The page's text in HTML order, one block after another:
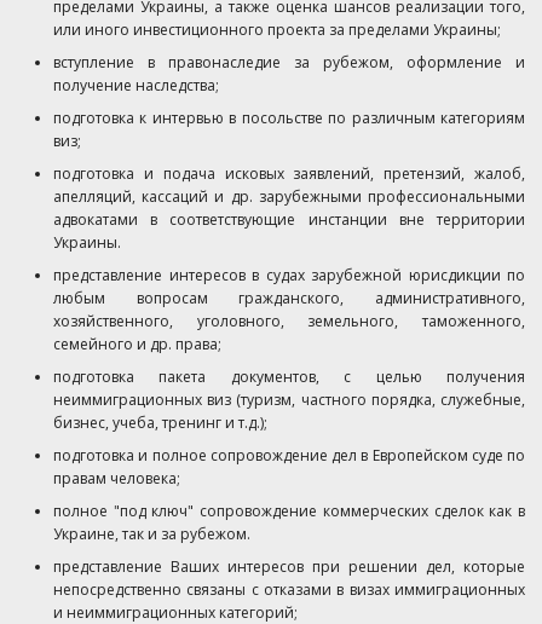
пределами Украины, а также оценка шансов реализации того,
или иного инвестиционного проекта за пределами Украины;
вступление в правонаследие за рубежом, оформление и
получение наследства;
подготовка к интервью в посольстве по различным категориям
виз;
подготовка и подача исковых заявлений, претензий, жалоб,
апелляций, кассаций и др. зарубежными профессиональными
адвокатами в соответствующие инстанции вне территории
Украины.
представление интересов в судах зарубежной юрисдикции по
любым вопросам гражданского, административного,
хозяйственного, уголовного, земельного, таможенного,
семейного и др. права;
подготовка пакета документов, с целью получения
неиммиграционных виз (туризм, частного порядка, служебные,
бизнес, учеба, тренинг и т.д.);
подготовка и полное сопровождение дел в Европейском суде по
правам человека;
полное "под ключ" сопровождение коммерческих сделок как в
Украине, так и за рубежом.
представление Ваших интересов при решении дел, которые
непосредственно связаны с отказами в визах иммиграционных
и неиммиграционных категорий;